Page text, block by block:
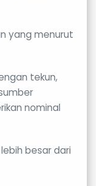
yang menurut
tekun,
nominal
besar dari